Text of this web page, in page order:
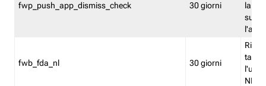
fwp_push_app_dismiss_check 30 giorni
la
fwb_fda_nl 30 giorni
NL